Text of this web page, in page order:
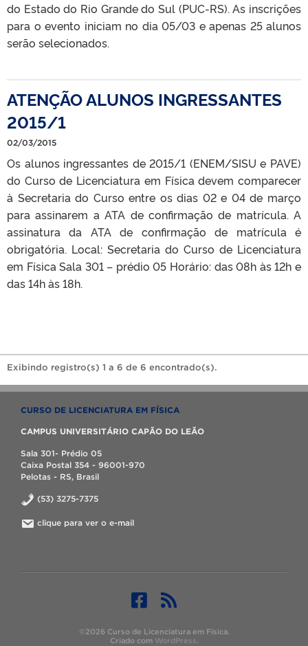
do Estado do Rio Grande do Sul (PUC-RS). As inscrições
para o evento iniciam no dia 05/03 e apenas 25 alunos
serão selecionados.
ATENÇÃO ALUNOS INGRESSANTES
2015/1
02/03/2015
Os alunos ingressantes de 2015/1 (ENEM/SISU e PAVE)
do Curso de Licenciatura em Física devem comparecer
à Secretaria do Curso entre os dias 02 e 04 de março
para assinarem a ATA de confirmação de matrícula. A
assinatura da ATA de confirmação de matrícula é
obrigatória. Local: Secretaria do Curso de Licenciatura
em Física Sala 301 – prédio 05 Horário: das 08h às 12h e
das 14h às 18h.
Exibindo registro(s) 1 a 6 de 6 encontrado(s).
CURSO DE LICENCIATURA EM FÍSICA
CAMPUS UNIVERSITÁRIO CAPÃO DO LEÃO
Sala 301- Prédio 05
Caixa Postal 354 - 96001-970
Pelotas - RS, Brasil
(53) 3275-7375
clique para ver o e-mail
©2026 Curso de Licenciatura em Física.
Criado com WordPress.